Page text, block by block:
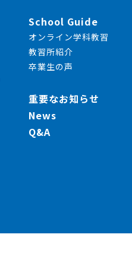
School Guide
オンライン学科教習
教習所紹介
卒業生の声
重要なお知らせ
News
Q&A